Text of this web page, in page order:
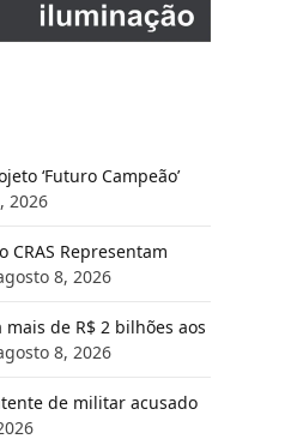
‘Futuro Campeão’
2026
CRAS Representam
8, 2026
de R$ 2 bilhões aos
8, 2026
de militar acusado